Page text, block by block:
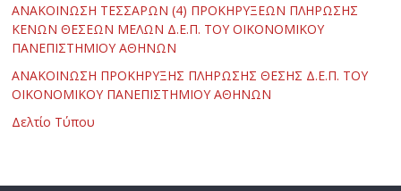
ΑΝΑΚΟΙΝΩΣΗ ΤΕΣΣΑΡΩΝ (4) ΠΡΟΚΗΡΥΞΕΩΝ ΠΛΗΡΩΣΗΣ
ΚΕΝΩΝ ΘΕΣΕΩΝ ΜΕΛΩΝ Δ.Ε.Π. ΤΟΥ ΟΙΚΟΝΟΜΙΚΟΥ
ΠΑΝΕΠΙΣΤΗΜΙΟΥ ΑΘΗΝΩΝ
ΑΝΑΚΟΙΝΩΣΗ ΠΡΟΚΗΡΥΞΗΣ ΠΛΗΡΩΣΗΣ ΘΕΣΗΣ Δ.Ε.Π. ΤΟΥ
ΟΙΚΟΝΟΜΙΚΟΥ ΠΑΝΕΠΙΣΤΗΜΙΟΥ ΑΘΗΝΩΝ
Δελτίο Τύπου